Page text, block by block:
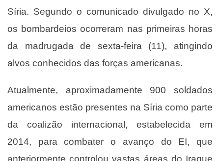
Síria. Segundo o comunicado divulgado no X,
os bombardeios ocorreram nas primeiras horas
da madrugada de sexta-feira (11), atingindo
alvos conhecidos das forças americanas.
Atualmente, aproximadamente 900 soldados
americanos estão presentes na Síria como parte
da coalizão internacional, estabelecida em
2014, para combater o avanço do EI, que
anteriormente controlou vastas áreas do Iraque